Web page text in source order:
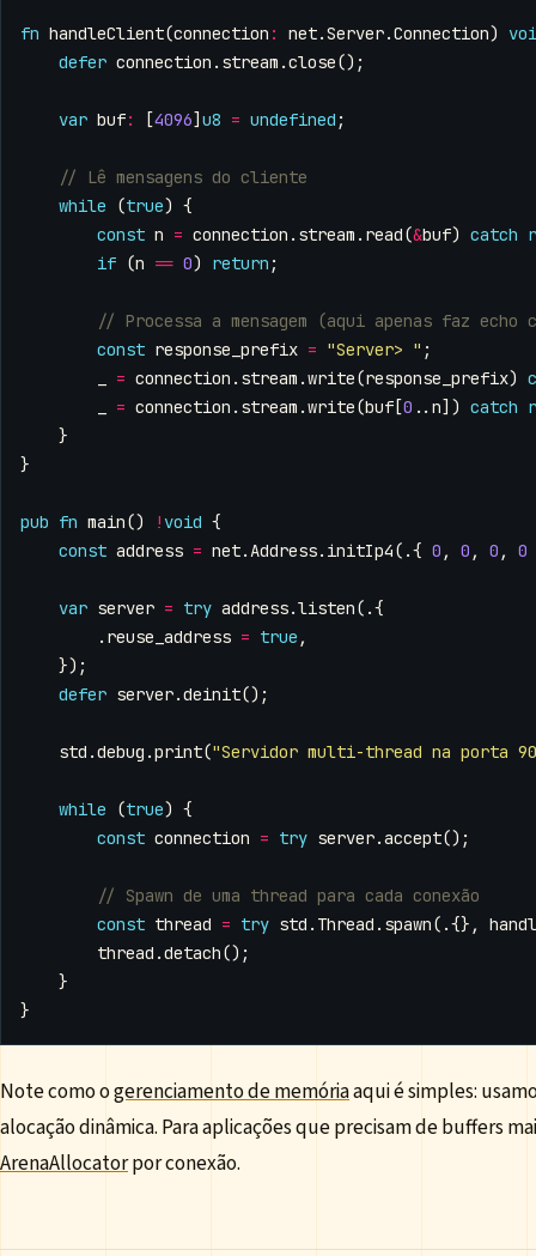
fn handleClient(connection : net.Server.Connection)
defer connection . stream .close();
var buf: [4096] u8 = undefined ;
while
(true) {
const n = connection . stream . read(&buf) catch
if (n == 0) return ;
const response_prefix = "Server> " ;
= connection . stream .write(response_prefix)
= connection . stream .write(buf [0 .. n]) catch
}
}
pub fn main() ! void {
const address = net.Address. initIp4(.{ 0 , 0 , 0 , 0
var server = try address.listen(.{
. reuse_address = true ,
});
defer server.deinit();
std .debug .print("Servidor multi-thread na porta
while (true) {
const connection = try server.accept();
const thread = try std . Thread . spawn(.{},
thread .detach();
}
}
Note como ogerenciamento de memóriaaqui é simples:
alocação dinâmica. Para aplicações que precisam de buffers
ArenaAllocatorpor conexão.